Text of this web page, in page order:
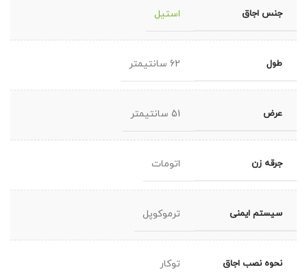
جنس اجاق استیل
طول 62 سانتیمتر
عرض 51 سانتیمتر
جرقه زن اتومات
سیستم ایمنی ترموکوپل
نحوه نصب اجاق توکار